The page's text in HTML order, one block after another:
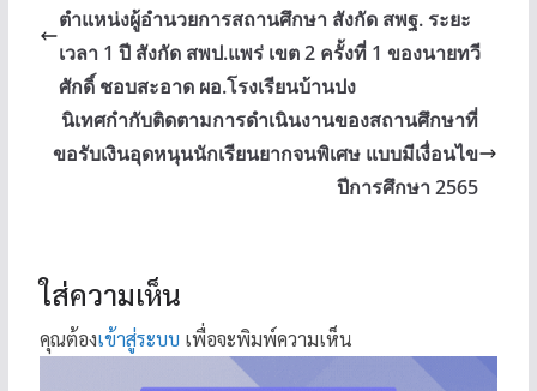
ตำแหน่งผู้อำนวยการสถานศึกษา สังกัด สพฐ. ระยะ
เวลา 1 ปี สังกัด สพป.แพร่ เขต 2 ครั้งที่ 1 ของนายทวี
ศักดิ์ ชอบสะอาด ผอ.โรงเรียนบ้านปง
นิเทศกำกับติดตามการดำเนินงานของสถานศึกษาที่
ขอรับเงินอุดหนุนนักเรียนยากจนพิเศษ แบบมีเงื่อนไข
ปีการศึกษา 2565
ใส่ความเห็น
คุณต้องเข้าสู่ระบบ เพื่อจะพิมพ์ความเห็น